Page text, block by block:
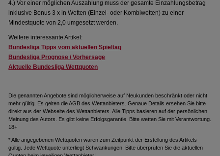
4.) Vor einer möglichen Auszahlung muss der gesamte Einzahlungsbetrag
inklusive Bonus 3 x in Wetten (Einzel- oder Kombiwetten) zu einer
Mindestquote von 2,0 umgesetzt werden.
Weitere interessante Artikel:
Bundesliga Tipps vom aktuellen Spieltag
Bundesliga Prognose / Vorhersage
Aktuelle Bundesliga Wettquoten
Die genannten Angebote sind möglicherweise auf Neukunden beschränkt oder nicht
mehr gültig. Es gelten die AGB des Wettanbieters. Genaue Details ersehen Sie bitte
direkt aus der Webseite des Wettanbieters. Alle Tipps basieren auf der persönlichen
Meinung des Autors. Es gibt keine Erfolgsgarantie. Bitte wetten Sie mit Verantwortung.
18+
* Alle angegebenen Wettquoten waren zum Zeitpunkt der Erstellung des Artikels
gültig. Jede Wettquote unterliegt Schwankungen. Bitte überprüfen Sie die aktuellen